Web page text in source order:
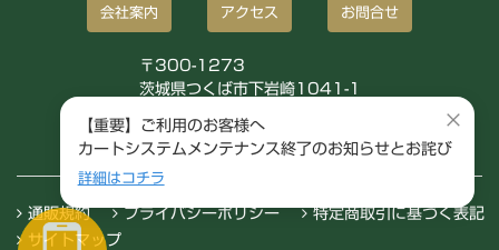
会社案内 アクセス お問合せ
〒300-1273
茨城県つくば市下岩崎1041-1
通販規約 プライバシーポリシー
特定商取引に基づく表記
サイトマップ
【重要】ご利用のお客様へ
カートシステムメンテナンス終了のお知らせとお詫び
詳細はコチラ
×